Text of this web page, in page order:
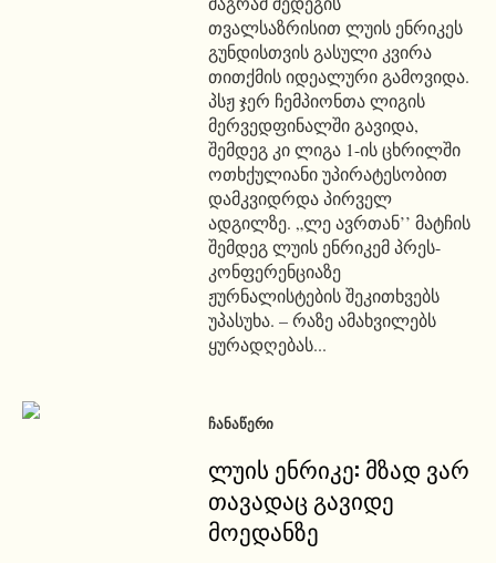
თვალსაზრისით ლუის ენრიკეს
გუნდისთვის გასული კვირა
თითქმის იდეალური გამოვიდა.
პსჟ ჯერ ჩემპიონთა ლიგის
მერვედფინალში გავიდა,
შემდეგ კი ლიგა 1-ის ცხრილში
ოთხქულიანი უპირატესობით
დამკვიდრდა პირველ
ადგილზე. „ლე ავრთან’’ მატჩის
შემდეგ ლუის ენრიკემ პრეს-
კონფერენციაზე
ჟურნალისტების შეკითხვებს
უპასუხა. – რაზე ამახვილებს
ყურადღებას...
ᲩᲐᲜᲐᲬᲔᲠᲘ
ლუის ენრიკე: მზად ვარ
თავადაც გავიდე
მოედანზე